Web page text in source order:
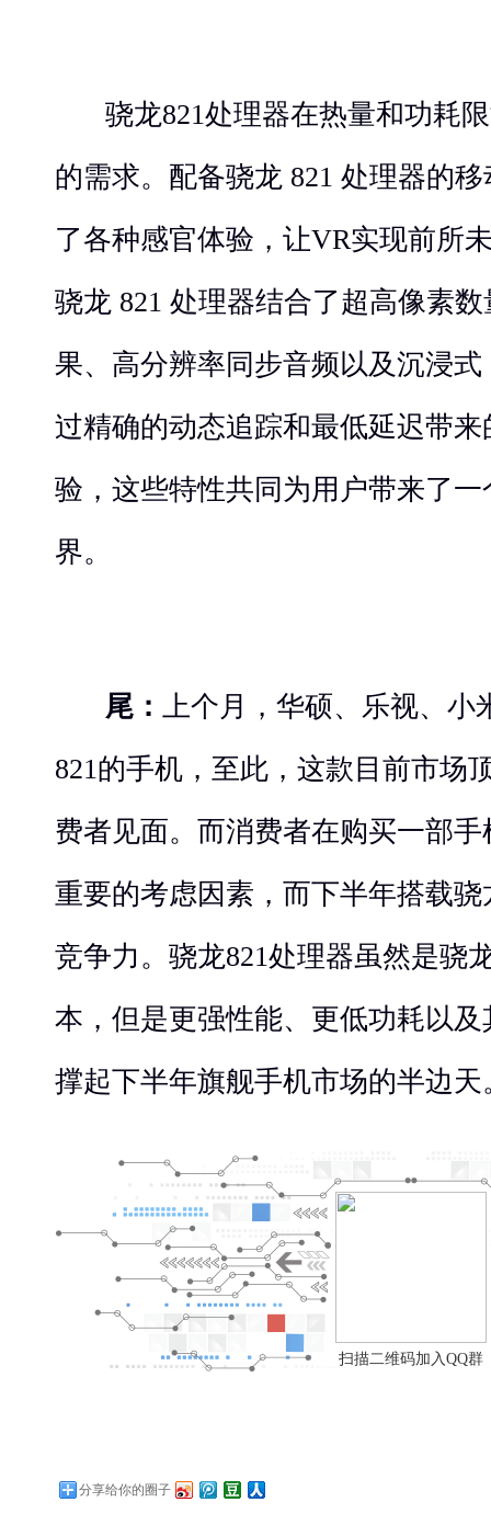
骁龙821处理器在热量和功耗
的需求。配备骁龙 821 处理器的
了各种感官体验，让VR实现前所
骁龙 821 处理器结合了超高像素
果、高分辨率同步音频以及沉浸
过精确的动态追踪和最低延迟带
验，这些特性共同为用户带来了
界。
尾： 上个月，华硕、乐视、小
821的手机，至此，这款目前市场
费者见面。而消费者在购买一部
重要的考虑因素，而下半年搭载
竞争力。骁龙821处理器虽然是骁
本，但是更强性能、更低功耗以
撑起下半年旗舰手机市场的半边天
扫描二维码加入QQ群
分享给你的圈子